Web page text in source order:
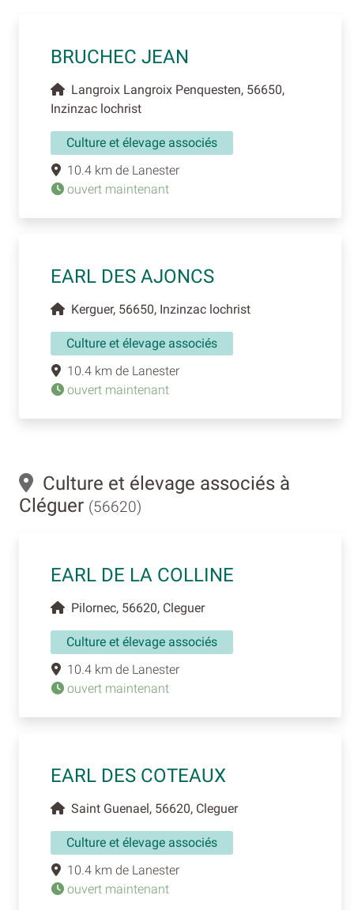
BRUCHEC JEAN
Langroix Langroix Penquesten, 56650,
Inzinzac lochrist
Culture et élevage associés
10.4 km de Lanester
ouvert maintenant
EARL DES AJONCS
Kerguer, 56650, Inzinzac lochrist
Culture et élevage associés
10.4 km de Lanester
ouvert maintenant
Culture et élevage associés à
Cléguer (56620)
EARL DE LA COLLINE
Pilornec, 56620, Cleguer
Culture et élevage associés
10.4 km de Lanester
ouvert maintenant
EARL DES COTEAUX
Saint Guenael, 56620, Cleguer
Culture et élevage associés
10.4 km de Lanester
ouvert maintenant